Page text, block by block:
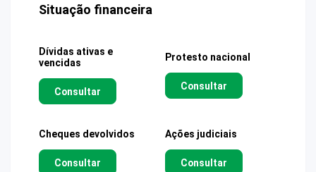
Situação financeira
Dívidas ativas e
vencidas
Consultar
Protesto nacional
Consultar
Cheques devolvidos
Consultar
Ações judiciais
Consultar